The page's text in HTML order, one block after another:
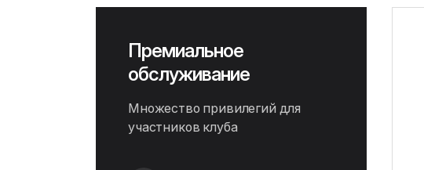
Премиальное
обслуживание
Множество привилегий для
участников клуба